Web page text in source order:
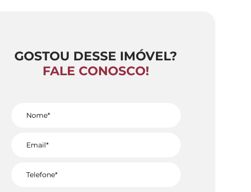
GOSTOU DESSE IMÓVEL?
FALE CONOSCO!